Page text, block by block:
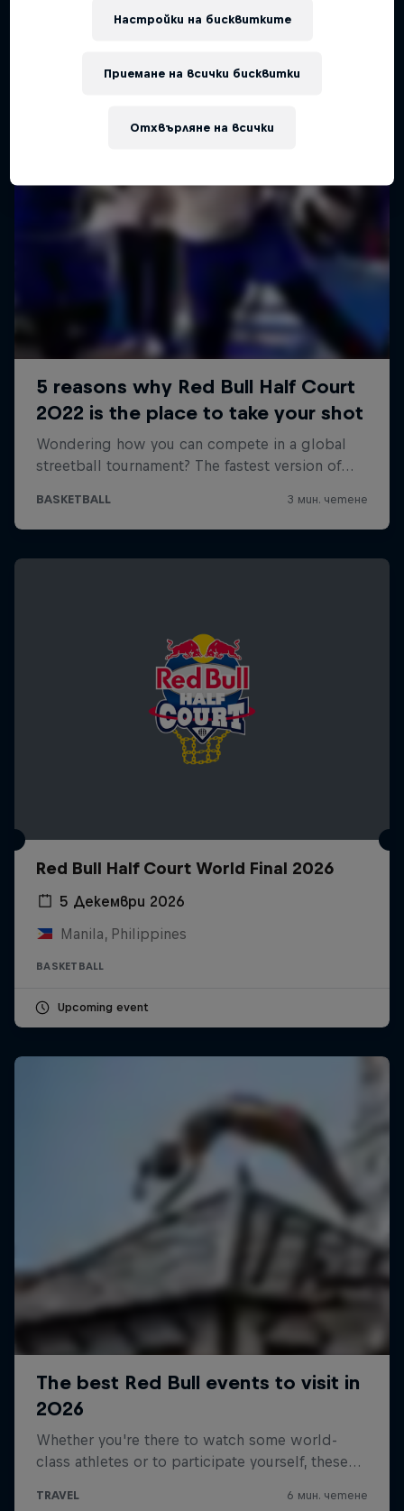
BASKETBALL
Red Bull Half Court World Final 2026
5 Декември 2026
Manila, Philippines
BASKETBALL
Upcoming event
Настройки на бисквитките
Отхвърляне на всички
Приемане на всички бисквитки